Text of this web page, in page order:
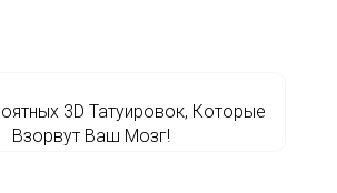
3D Татуировок, Которые
Взорвут Ваш Мозг!